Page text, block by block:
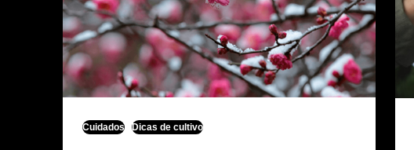
Cuidados Dicas de cultivo